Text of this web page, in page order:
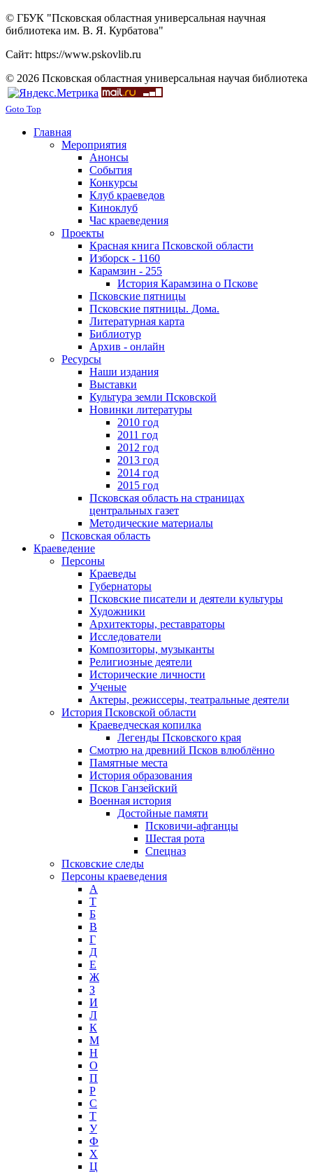
© ГБУК "Псковская областная универсальная научная
библиотека им. В. Я. Курбатова"
Сайт: https://www.pskovlib.ru
© 2026 Псковская областная универсальная научая библиотека
Goto Top
Главная
Мероприятия
Анонсы
События
Конкурсы
Клуб краеведов
Киноклуб
Час краеведения
Проекты
Красная книга Псковской области
Изборск - 1160
Карамзин - 255
История Карамзина о Пскове
Псковские пятницы
Псковские пятницы. Дома.
Литературная карта
Библиотур
Архив - онлайн
Ресурсы
Наши издания
Выставки
Культура земли Псковской
Новинки литературы
2010 год
2011 год
2012 год
2013 год
2014 год
2015 год
Псковская область на страницах
центральных газет
Методические материалы
Псковская область
Краеведение
Персоны
Краеведы
Губернаторы
Псковские писатели и деятели культуры
Художники
Архитекторы, реставраторы
Исследователи
Композиторы, музыканты
Религиозные деятели
Исторические личности
Ученые
Актеры, режиссеры, театральные деятели
История Псковской области
Краеведческая копилка
Легенды Псковского края
Смотрю на древний Псков влюблённо
Памятные места
История образования
Псков Ганзейский
Военная история
Достойные памяти
Псковичи-афганцы
Шестая рота
Спецназ
Псковские следы
Персоны краеведения
А
T
Б
В
Г
Д
Е
Ж
З
И
Л
К
М
Н
О
П
Р
С
Т
У
Ф
Х
Ц